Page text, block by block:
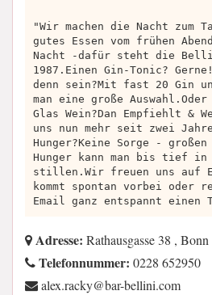
"Wir machen die Nacht zum
gutes Essen vom frühen
Nacht -dafür steht die
1987.Einen Gin-Tonic?
denn sein?Mit fast 20 Gin
man eine große
Glas Wein?Dan Empfiehlt &
uns nun mehr seit zwei
Hunger?Keine Sorge -
Hunger kann man bis tief in
stillen.Wir freuen uns auf
kommt spontan vorbei oder
Email ganz entspannt einen
Adresse: Rathausgasse 38 ,
Telefonnummer: 0228 652950
moc.inilleb-rab@ykcar.xela